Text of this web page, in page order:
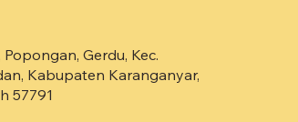
Gerdu, Kec.
Kabupaten Karanganyar,
57791